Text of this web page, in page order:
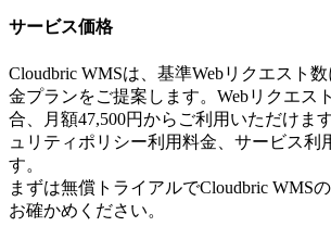
サービス価格
Cloudbric WMSは、基準Webリクエスト
金プランをご提案します。Webリクエス
合、月額47,500円からご利用いただけま
ュリティポリシー利用料金、サービス利
す。
まずは無償トライアルでCloudbric WMS
お確かめください。